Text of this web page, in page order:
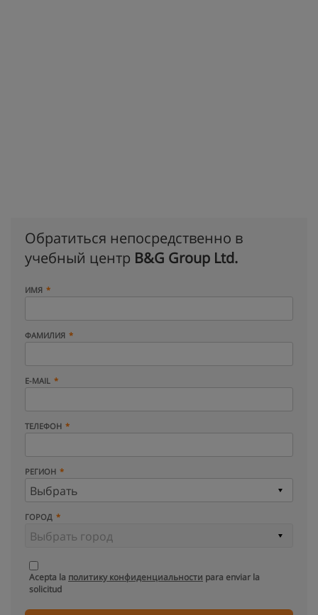
Обратиться непосредственно в
учебный центр B&G Group Ltd.
ИМЯ
ФАМИЛИЯ
E-MAIL
ТЕЛЕФОН
РЕГИОН
ГОРОД
Acepta la политику конфиденциальности para enviar la
solicitud